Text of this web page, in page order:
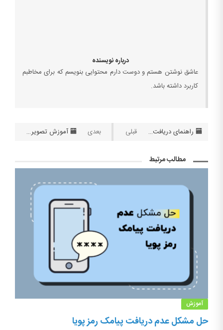
درباره نویسنده
عاشق نوشتن هستم و دوست دارم محتوایی بنویسم که برای مخاطبم
کاربرد داشته باشد.
🏧 راهنمای دریافت سریال توکن و رمز پویای کارت بانک تجارت 🏧 آموزش تصویری نحوه فعالسازی رمز یکبار مصرف بانک رفاه کارگران
مطالب مرتبط
آموزش
حل مشکل عدم دریافت پیامک رمز پویا